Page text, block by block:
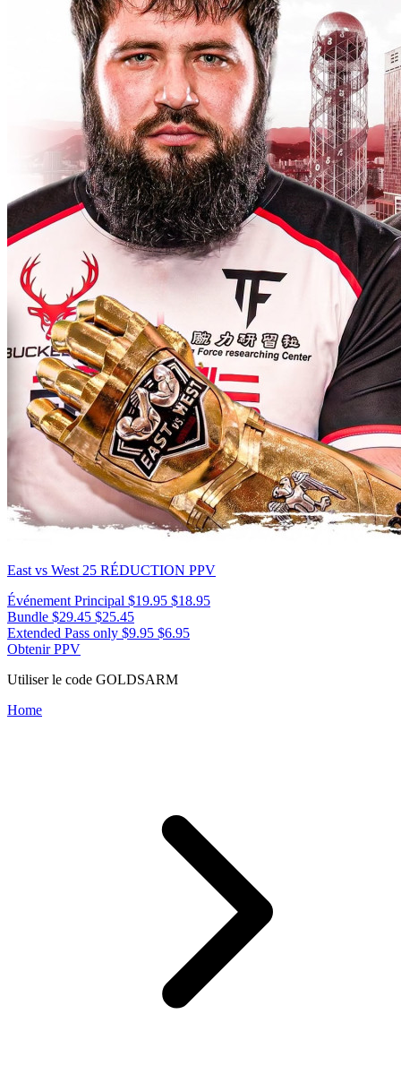
East vs West 25 RÉDUCTION PPV
Événement Principal $19.95 $18.95
Bundle $29.45 $25.45
Extended Pass only $9.95 $6.95
Obtenir PPV
Utiliser le code GOLDSARM
Home